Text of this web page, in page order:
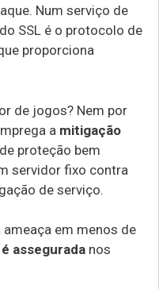
Num serviço de
SSL é o protocolo de
proporciona
de jogos? Nem por
a mitigação
proteção bem
servidor fixo contra
de serviço.
em menos de
assegurada nos